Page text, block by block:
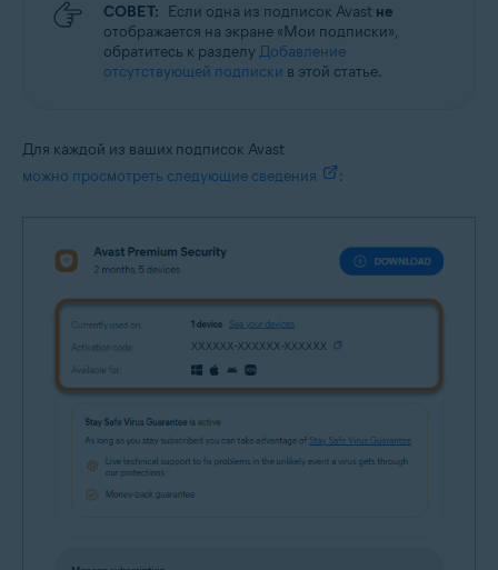
СОВЕТ: Если одна из подписок Avast не
отображается на экране «Мои подписки»,
обратитесь к разделу Добавление
отсутствующей подписки в этой статье.
Для каждой из ваших подписок Avast
можно просмотреть следующие сведения
: